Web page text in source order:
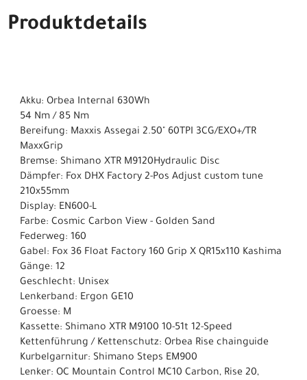
Produktdetails
Akku: Orbea Internal 630Wh
54 Nm / 85 Nm
Bereifung: Maxxis Assegai 2.50" 60TPI 3CG/EXO+/TR
MaxxGrip
Bremse: Shimano XTR M9120Hydraulic Disc
Dämpfer: Fox DHX Factory 2-Pos Adjust custom tune
210x55mm
Display: EN600-L
Farbe: Cosmic Carbon View - Golden Sand
Federweg: 160
Gabel: Fox 36 Float Factory 160 Grip X QR15x110 Kashima
Gänge: 12
Geschlecht: Unisex
Lenkerband: Ergon GE10
Groesse: M
Kassette: Shimano XTR M9100 10-51t 12-Speed
Kettenführung / Kettenschutz: Orbea Rise chainguide
Kurbelgarnitur: Shimano Steps EM900
Lenker: OC Mountain Control MC10 Carbon, Rise 20,